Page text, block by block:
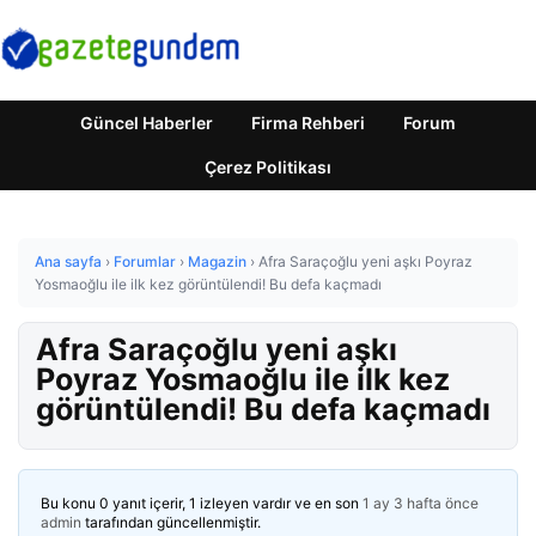
Güncel Haberler Firma Rehberi Forum
Çerez Politikası
Ana sayfa › Forumlar › Magazin › Afra Saraçoğlu yeni aşkı Poyraz
Yosmaoğlu ile ilk kez görüntülendi! Bu defa kaçmadı
Afra Saraçoğlu yeni aşkı
Poyraz Yosmaoğlu ile ilk kez
görüntülendi! Bu defa kaçmadı
Bu konu 0 yanıt içerir, 1 izleyen vardır ve en son 1 ay 3 hafta önce
admin tarafından güncellenmiştir.